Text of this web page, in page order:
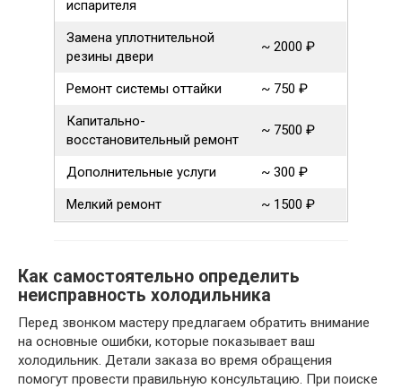
испарителя
Замена уплотнительной
резины двери
~ 2000 ₽
Ремонт системы оттайки
~ 750 ₽
Капитально-
восстановительный ремонт
~ 7500 ₽
Дополнительные услуги
~ 300 ₽
Мелкий ремонт
~ 1500 ₽
Как самостоятельно определить
неисправность холодильника
Перед звонком мастеру предлагаем обратить внимание
на основные ошибки, которые показывает ваш
холодильник. Детали заказа во время обращения
помогут провести правильную консультацию. При поиске